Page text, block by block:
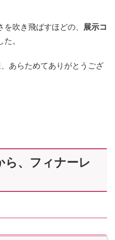
吹き飛ばすほどの、
展示コ
た。
あらためてありがとうござ
ら、フィナーレ